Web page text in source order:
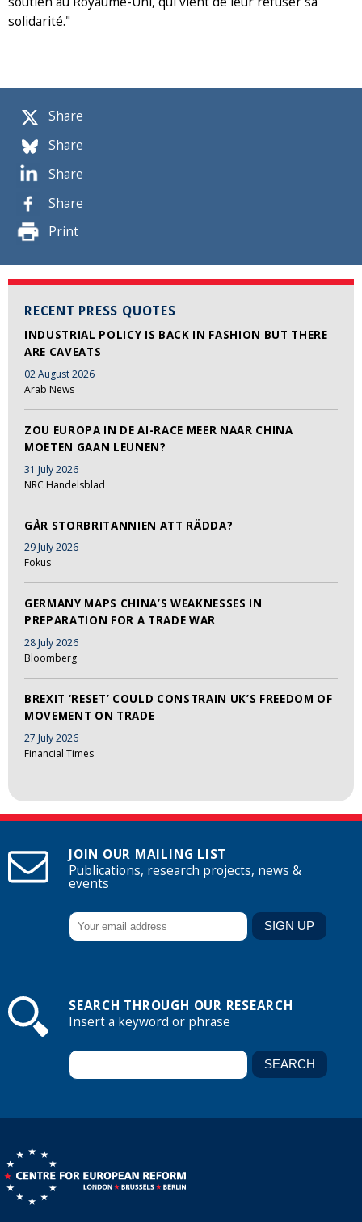
Share
Share
Share
Share
Print
RECENT PRESS QUOTES
INDUSTRIAL POLICY IS BACK IN FASHION BUT THERE
ARE CAVEATS
02 August 2026
Arab News
ZOU EUROPA IN DE AI-RACE MEER NAAR CHINA
MOETEN GAAN LEUNEN?
31 July 2026
NRC Handelsblad
GÅR STORBRITANNIEN ATT RÄDDA?
29 July 2026
Fokus
GERMANY MAPS CHINA’S WEAKNESSES IN
PREPARATION FOR A TRADE WAR
28 July 2026
Bloomberg
BREXIT ‘RESET’ COULD CONSTRAIN UK’S FREEDOM OF
MOVEMENT ON TRADE
27 July 2026
Financial Times
solidarité."
JOIN OUR MAILING LIST
Publications, research projects, news &
events
SEARCH THROUGH OUR RESEARCH
Insert a keyword or phrase